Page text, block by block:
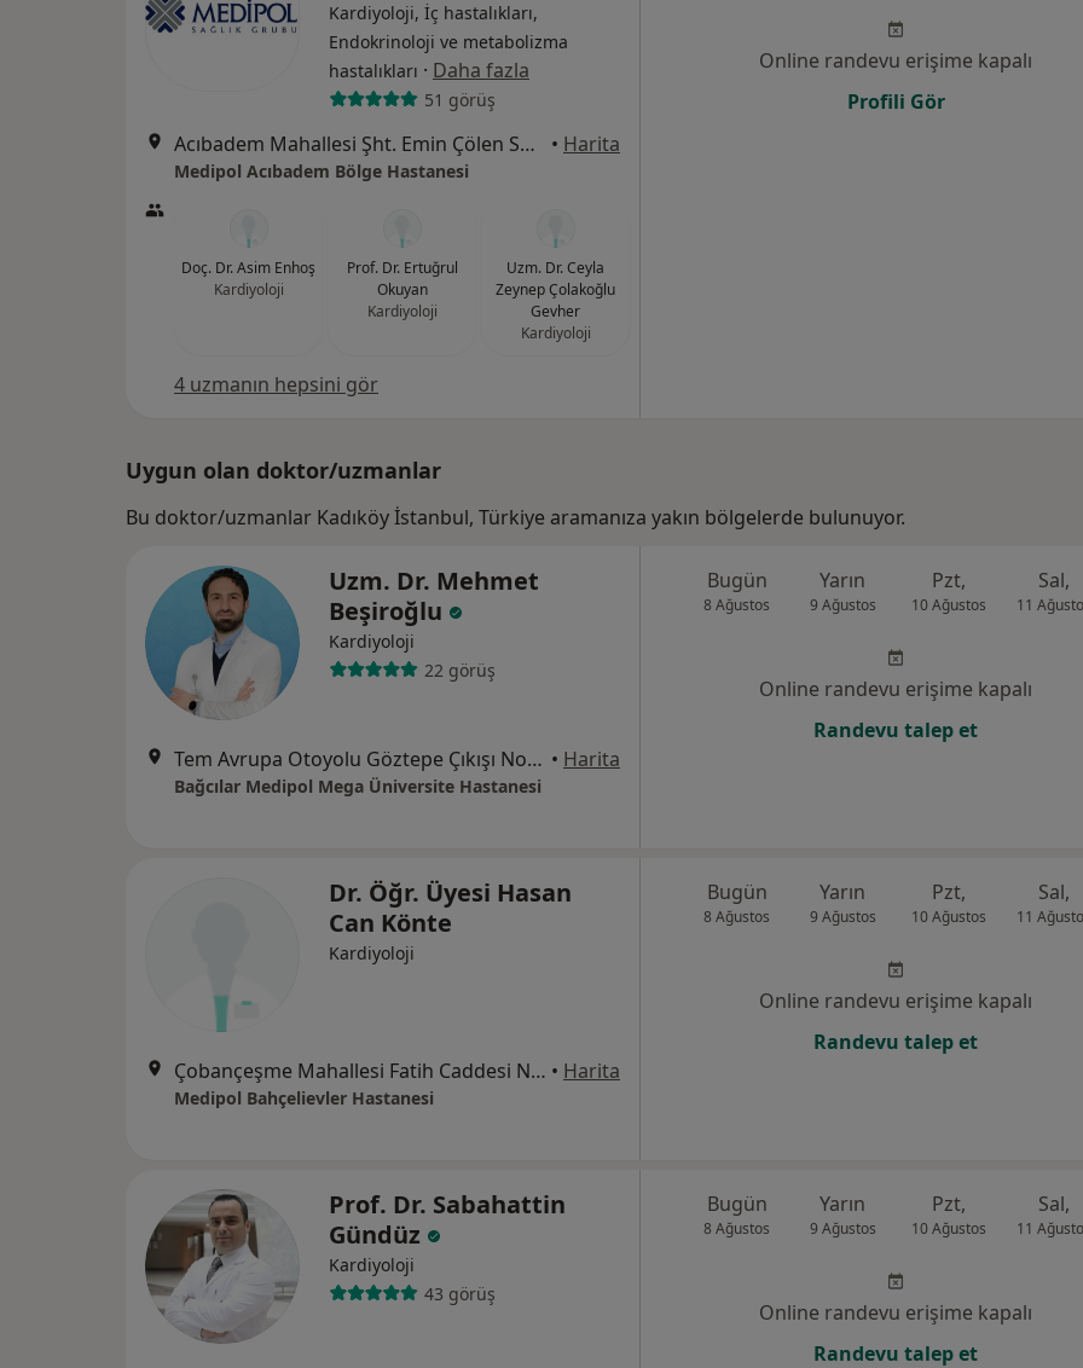
Kardiyoloji, İç hastalıkları,
Endokrinoloji ve metabolizma
hastalıkları · Daha fazla
51 görüş
Acıbadem Mahallesi Şht. Emin Çölen Sokağı No:4, Kadıköy • Harita
Medipol Acıbadem Bölge Hastanesi
Doç. Dr. Asim Enhoş
Kardiyoloji
Prof. Dr. Ertuğrul
Okuyan
Kardiyoloji
Uzm. Dr. Ceyla
Zeynep Çolakoğlu
Gevher
Kardiyoloji
4 uzmanın hepsini gör
Online randevu erişime kapalı
Profili Gör
Uygun olan doktor/uzmanlar
Bu doktor/uzmanlar Kadıköy İstanbul, Türkiye aramanıza yakın bölgelerde bulunuyor.
Uzm. Dr. Mehmet
Beşiroğlu
Kardiyoloji
22 görüş
Tem Avrupa Otoyolu Göztepe Çıkışı No: 1Bağcılar, İstanbul • Harita
Bağcılar Medipol Mega Üniversite Hastanesi
Bugün
8 Ağustos
Yarın
9 Ağustos
Pzt,
10 Ağustos
Sal,
11
Online randevu erişime kapalı
Randevu talep et
Dr. Öğr. Üyesi Hasan
Can Könte
Kardiyoloji
Çobançeşme Mahallesi Fatih Caddesi No:1/8, Bahçelievler • Harita
Medipol Bahçelievler Hastanesi
Bugün
8 Ağustos
Yarın
9 Ağustos
Pzt,
10 Ağustos
Sal,
11
Online randevu erişime kapalı
Randevu talep et
Prof. Dr. Sabahattin
Gündüz
Kardiyoloji
43 görüş
Bugün
8 Ağustos
Yarın
9 Ağustos
Pzt,
10 Ağustos
Sal,
11
Online randevu erişime kapalı
Randevu talep et